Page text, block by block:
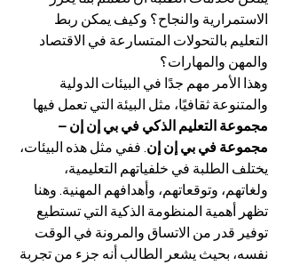
الاستمرارية والنجاح؟ وكيف يمكن ربط
التعليم بالتحولات المتسارعة في الاقتصاد
والمهن والمهارات؟
وهذا الأمر مهم جدًا في البيئات الدولية
والمتنوعة ثقافيًا، مثل البيئة التي تعمل فيها
مجموعة التعليم الذكي في بي إن إن –
مجموعة في بي إن إن . ففي مثل هذه البيئات،
يختلف الطلبة في خلفياتهم التعليمية،
ولغاتهم، وتوقعاتهم، وأهدافهم المهنية. وهنا
تظهر أهمية المنظومة الذكية التي تستطيع
توفير قدر من الاتساق والمرونة في الوقت
نفسه، بحيث يشعر الطالب أنه جزء من تجربة